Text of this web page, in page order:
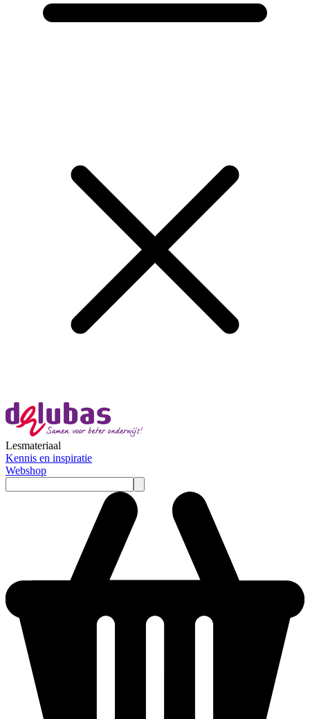
Lesmateriaal
Kennis en inspiratie
Webshop